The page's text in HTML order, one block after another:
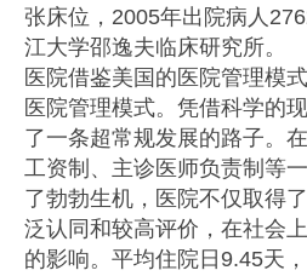
张床位，2005年出院病人
江大学邵逸夫临床研究所。
医院借鉴美国的医院管理模
医院管理模式。凭借科学的
了一条超常规发展的路子。
工资制、主诊医师负责制等
了勃勃生机，医院不仅取得
泛认同和较高评价，在社会
的影响。平均住院日9.45天